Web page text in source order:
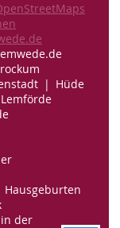
Hüde
Lemförde
Hausgeburten
der